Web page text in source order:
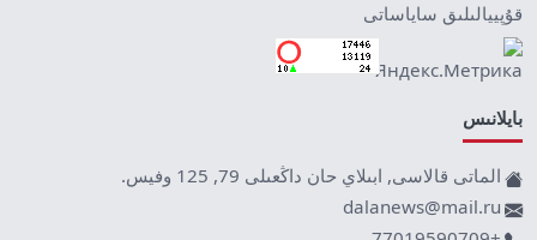
قۇپييالىلىق ساياساتى
بايلانىس
الماتى قالاسى, ابىلاي حان داڭعىلى 79, 125 وفيس.
dalanews@mail.ru